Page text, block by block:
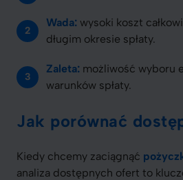
Wada: wysoki koszt
długim okresie spłaty.
Zaleta: możliwość wyboru
warunków spłaty.
Jak porównać
Kiedy chcemy zaciągnąć
analiza dostępnych ofert to